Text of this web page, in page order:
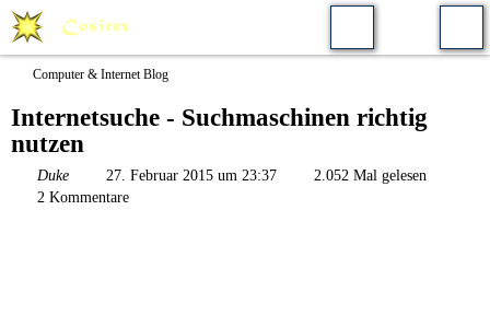
Computer & Internet Blog
Internetsuche - Suchmaschinen richtig
nutzen
Duke 27. Februar 2015 um 23:37
2.052 Mal gelesen
2 Kommentare